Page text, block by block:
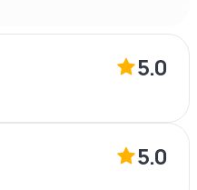
5.0
5.0